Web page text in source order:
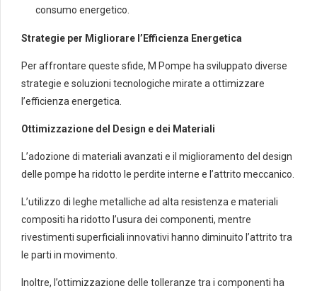
consumo energetico.
Strategie per Migliorare l’Efficienza Energetica
Per affrontare queste sfide, M Pompe ha sviluppato diverse
strategie e soluzioni tecnologiche mirate a ottimizzare
l’efficienza energetica.
Ottimizzazione del Design e dei Materiali
L’adozione di materiali avanzati e il miglioramento del design
delle pompe ha ridotto le perdite interne e l’attrito meccanico.
L’utilizzo di leghe metalliche ad alta resistenza e materiali
compositi ha ridotto l’usura dei componenti, mentre
rivestimenti superficiali innovativi hanno diminuito l’attrito tra
le parti in movimento.
Inoltre, l’ottimizzazione delle tolleranze tra i componenti ha